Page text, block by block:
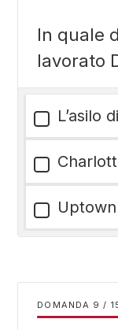
In quale
lavorato
L’asilo
DOMANDA /